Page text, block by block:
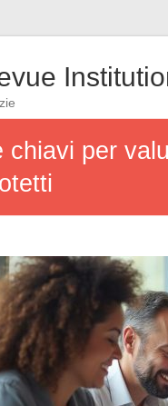
chiavi per